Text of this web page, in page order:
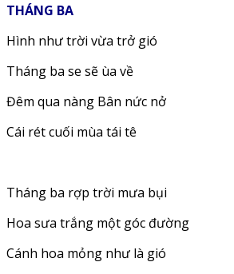
THÁNG BA
Hình như trời vừa trở gió
Tháng ba se sẽ ùa về
Đêm qua nàng Bân nức nở
Cái rét cuối mùa tái tê
Tháng ba rợp trời mưa bụi
Hoa sưa trắng một góc đường
Cánh hoa mỏng như là gió